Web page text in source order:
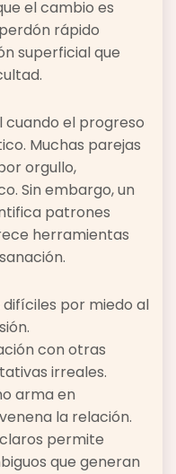
el cambio es
rápido
superficial que
cuando el progreso
Muchas parejas
orgullo,
Sin embargo, un
patrones
herramientas
por miedo al
con otras
irreales.
arma en
la relación.
permite
que generan